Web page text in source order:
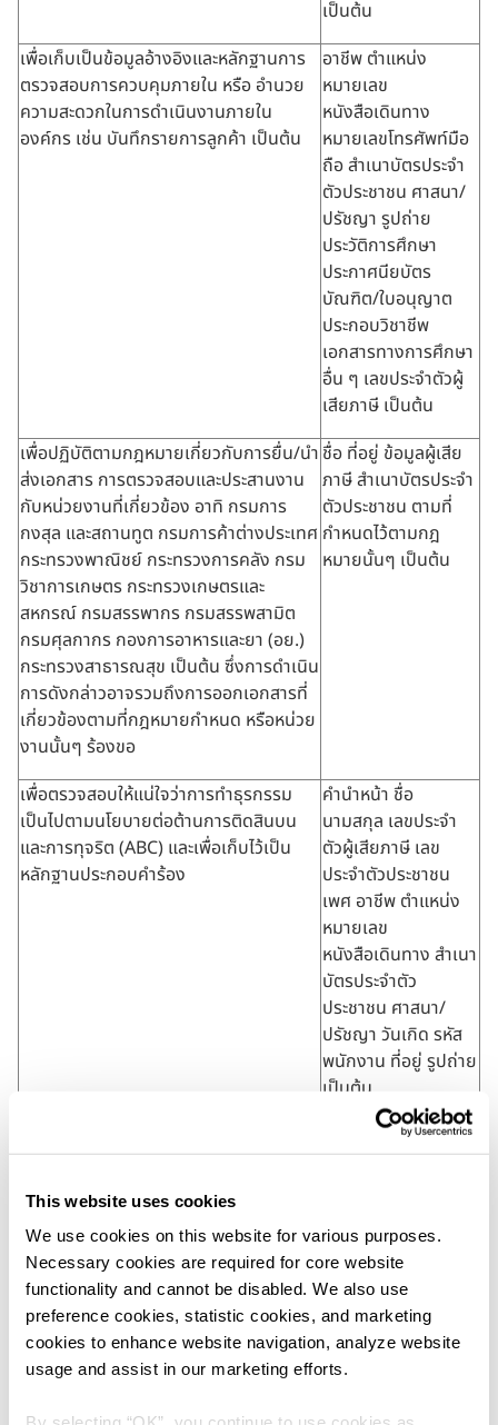
This website uses cookies
We use cookies on this website for various purposes.
Necessary cookies are required for core website
functionality and cannot be disabled. We also use
preference cookies, statistic cookies, and marketing
cookies to enhance website navigation, analyze website
usage and assist in our marketing efforts.
เป็นต้น
เพื่อเก็บเป็นข้อมูลอ้างอิงและหลักฐานการ
ตรวจสอบการควบคุมภายใน หรือ อำนวย
ความสะดวกในการดำเนินงานภายใน
องค์กร เช่น บันทึกรายการลูกค้า เป็นต้น
อาชีพ ตำแหน่ง
หมายเลข
หนังสือเดินทาง
หมายเลขโทรศัพท์มือ
ถือ สำเนาบัตรประจำ
ตัวประชาชน ศาสนา/
ปรัชญา รูปถ่าย
ประวัติการศึกษา
ประกาศนียบัตร
บัณฑิต/ใบอนุญาต
ประกอบวิชาชีพ
เอกสารทางการศึกษา
อื่น ๆ เลขประจำตัวผู้
เสียภาษี เป็นต้น
เพื่อปฏิบัติตามกฎหมายเกี่ยวกับการยื่น/นำ
ส่งเอกสาร การตรวจสอบและประสานงาน
กับหน่วยงานที่เกี่ยวข้อง อาทิ กรมการ
กงสุล และสถานทูต กรมการค้าต่างประเทศ
กระทรวงพาณิชย์ กระทรวงการคลัง กรม
วิชาการเกษตร กระทรวงเกษตรและ
สหกรณ์ กรมสรรพากร กรมสรรพสามิต
กรมศุลกากร กองการอาหารและยา (อย.)
กระทรวงสาธารณสุข เป็นต้น ซึ่งการดำเนิน
การดังกล่าวอาจรวมถึงการออกเอกสารที่
เกี่ยวข้องตามที่กฎหมายกำหนด หรือหน่วย
งานนั้นๆ ร้องขอ
ชื่อ ที่อยู่ ข้อมูลผู้เสีย
ภาษี สำเนาบัตรประจำ
ตัวประชาชน ตามที่
กำหนดไว้ตามกฎ
หมายนั้นๆ เป็นต้น
เพื่อตรวจสอบให้แน่ใจว่าการทำธุรกรรม
เป็นไปตามนโยบายต่อต้านการติดสินบน
และการทุจริต (ABC) และเพื่อเก็บไว้เป็น
หลักฐานประกอบคำร้อง
คำนำหน้า ชื่อ
นามสกุล เลขประจำ
ตัวผู้เสียภาษี เลข
ประจำตัวประชาชน
เพศ อาชีพ ตำแหน่ง
หมายเลข
หนังสือเดินทาง สำเนา
บัตรประจำตัว
ประชาชน ศาสนา/
ปรัชญา วันเกิด รหัส
พนักงาน ที่อยู่ รูปถ่าย
เป็นต้น
โดยตรง หรือข้อมูลส่วนบุคคลของลูกค้าที่
ได้รับมาจากคู่ค้า/บุคคลที่สามมาใช้เพื่อ
เสนอขายสินค้าหรือบริการ เพื่อประกอบ
การดำเนินกิจกรรมส่งเสริมการขาย การ
มอบของรางวัล โฆษณาและประชาสัมพันธ์
ของบริษัทฯ หรือตามวัตถุประสงค์ที่คู่ค้า
หรือบุคคลที่สามได้แจ้งไว้แก่ลูกค้า
ชื่อ นามสกุล ราย
ละเอียดการติดต่อ
เพื่อเปิดเผยข้อมูลส่วนบุคคลที่ได้รับจาก
คำนำหน้าชื่อ ชื่อ